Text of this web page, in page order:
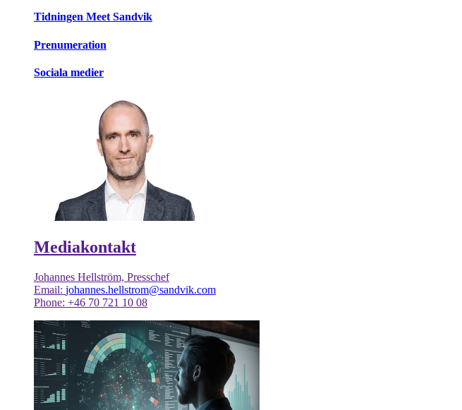
Tidningen Meet Sandvik
Prenumeration
Sociala medier
Mediakontakt
Johannes Hellström, Presschef
Email: johannes.hellstrom@sandvik.com
Phone: +46 70 721 10 08